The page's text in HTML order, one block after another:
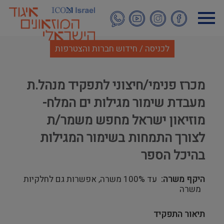
לתוכן
העיקרי
לכניסה / חידוש חברות והצטרפות
מכרז פנימי/חיצוני לתפקיד מנהל.ת
מעבדת שימור מגילות ים המלח-
מוזיאון ישראל מחפש משמר/ת
לצורך התמחות בשימור המגילות
בהיכל הספר
היקף משרה
עד 100% משרה, אפשרות גם לחלקיות
משרה
תיאור התפקיד